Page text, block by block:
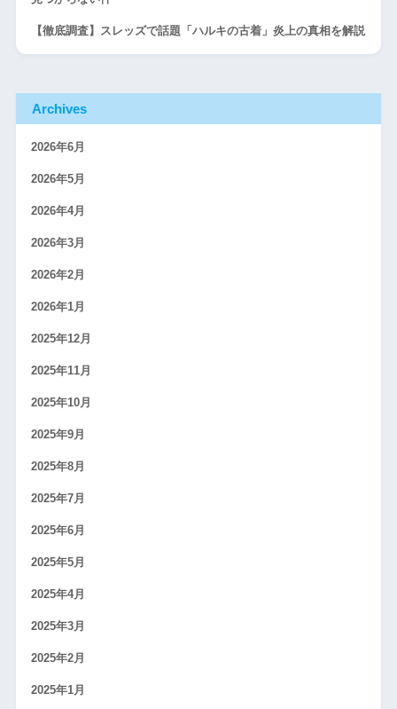
【徹底調査】スレッズで話題「ハルキの古着」炎上の真相を解説
Archives
2026年6月
2026年5月
2026年4月
2026年3月
2026年2月
2026年1月
2025年12月
2025年11月
2025年10月
2025年9月
2025年8月
2025年7月
2025年6月
2025年5月
2025年4月
2025年3月
2025年2月
2025年1月